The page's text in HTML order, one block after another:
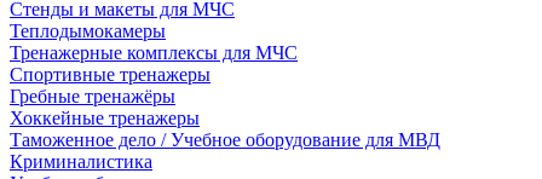
Стенды и макеты для МЧС
Теплодымокамеры
Тренажерные комплексы для МЧС
Спортивные тренажеры
Гребные тренажёры
Хоккейные тренажеры
Таможенное дело / Учебное оборудование для МВД
Криминалистика